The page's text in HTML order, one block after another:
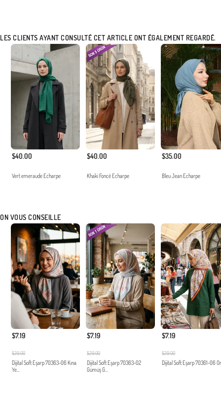
LES CLIENTS AYANT CONSULTÉ CET ARTICLE ONT ÉGALEMENT REGARDÉ.
$40.00
Vert emeraude Echarpe
$40.00
Khaki Foncé Echarpe
$35.00
Bleu Jean Echarpe
ON VOUS CONSEILLE
$7.19
$29.00
Dijital Soft Eşarp 70363-06 Kına
Ye...
$7.19
$29.00
Dijital Soft Eşarp 70363-02
Gümüş G...
$7.19
$29.00
Dijital Soft Eşarp 70361-06